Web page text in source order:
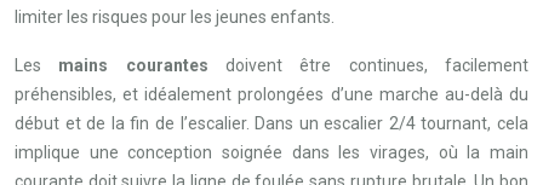
limiter les risques pour les jeunes enfants.
Les mains courantes doivent être continues, facilement
préhensibles, et idéalement prolongées d’une marche au-delà du
début et de la fin de l’escalier. Dans un escalier 2/4 tournant, cela
implique une conception soignée dans les virages, où la main